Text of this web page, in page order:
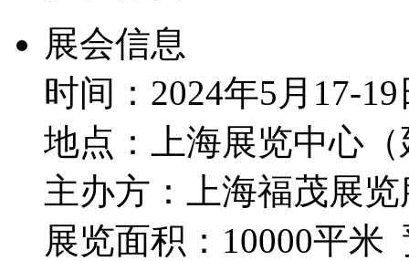
展会信息
时间：2024年5月17-
地点：上海展览中心
主办方：上海福茂展
展览面积：10000平